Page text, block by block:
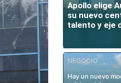
Apollo elige
su nuevo
talento y eje
NEGOCIO
Hay un nuevo